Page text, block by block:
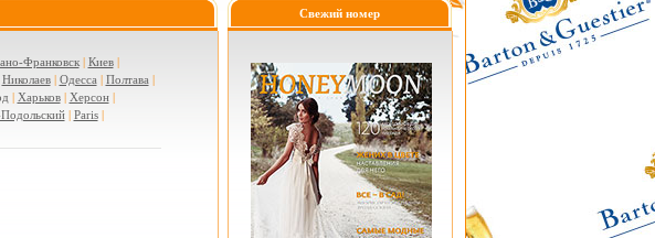
Франковск| Киев|
Николаев| Одесса | Полтава |
| Харьков| Херсон|
| Paris|
Свежий номер